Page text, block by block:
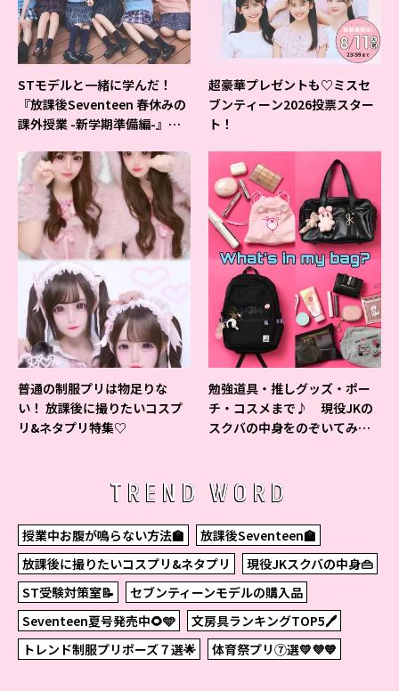
STモデルと一緒に学んだ！
『放課後Seventeen 春休みの
課外授業 -新学期準備編-』イ
超豪華プレゼントも♡ミスセ
ブンティーン2026投票スター
ト！
普通の制服プリは物足りな
い！ 放課後に撮りたいコスプ
リ&ネタプリ特集♡
勉強道具・推しグッズ・ポー
チ・コスメまで♪ 現役JKの
スクバの中身をのぞいてみ
TREND WORD
授業中お腹が鳴らない方法🏫
放課後Seventeen🏫
放課後に撮りたいコスプリ&ネタプリ
現役JKスクバの中身👜
ST受験対策室📝
セブンティーンモデルの購入品
Seventeen夏号発売中🌻🩵
文房具ランキングTOP5🖊
トレンド制服プリポーズ７選🌟
体育祭プリ⑦選💛💜💙